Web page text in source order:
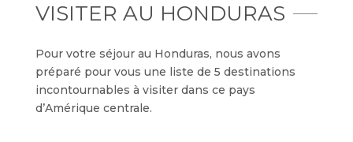
VISITER AU HONDURAS
Pour votre séjour au Honduras, nous avons
préparé pour vous une liste de 5 destinations
incontournables à visiter dans ce pays
d’Amérique centrale.